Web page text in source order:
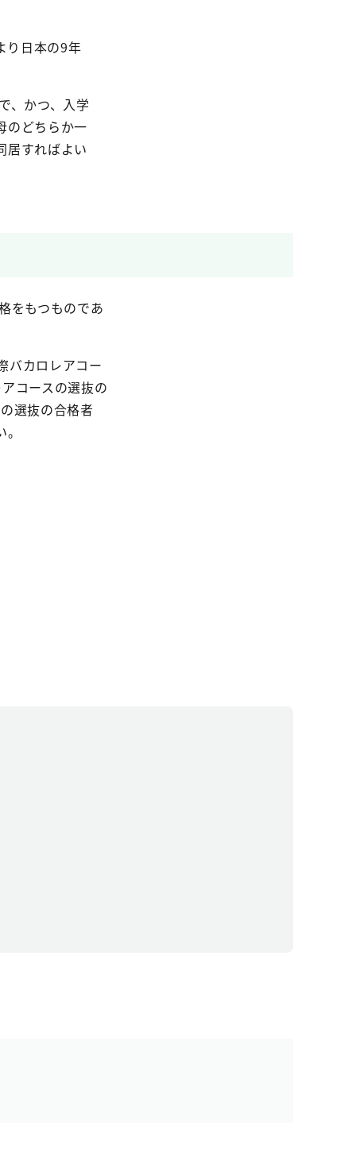
り日本の9年
、かつ、入学
のどちらか一
居すればよい
をもつものであ
バカロレアコー
コースの選抜の
選抜の合格者